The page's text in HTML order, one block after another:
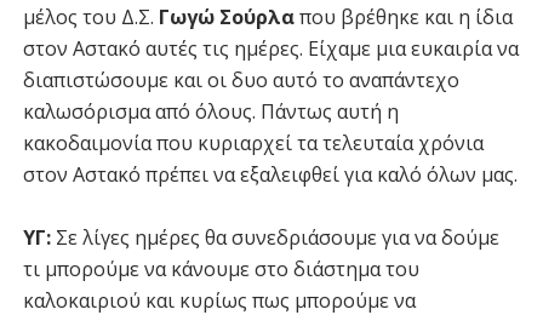
μέλος του Δ.Σ. Γωγώ Σούρλαπου βρέθηκε και η ίδια
στον Αστακό αυτές τις ημέρες. Είχαμε μια ευκαιρία να
διαπιστώσουμε και οι δυο αυτό το αναπάντεχο
καλωσόρισμα από όλους. Πάντως αυτή η
κακοδαιμονία που κυριαρχεί τα τελευταία χρόνια
στον Αστακό πρέπει να εξαλειφθεί για καλό όλων μας.
ΥΓ: Σε λίγες ημέρες θα συνεδριάσουμε για να δούμε
τι μπορούμε να κάνουμε στο διάστημα του
καλοκαιριού και κυρίως πως μπορούμε να